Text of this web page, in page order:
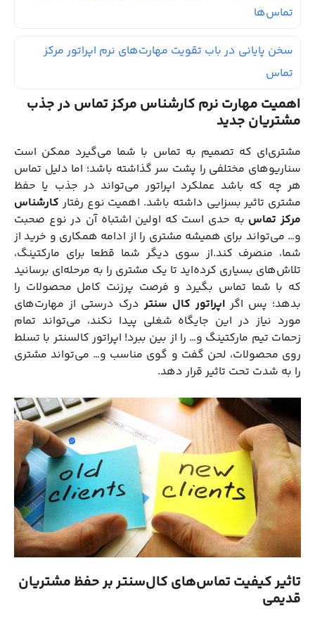
تماس‌ها
سخن پایانی در باب تقویت مهارت‌های نرم اپراتور مرکز
تماس
اهمیت مهارت نرم کارشناس مرکز تماس در جذب
مشتریان جدید
مشتری‌ای که تصمیم به تماس با شما می‌گیرد ممکن است
سناریوهای مختلفی را پشت سر گذاشته باشد؛ اما دلیل تماس
هر چه که باشد عملکرد اپراتور می‌تواند در جذب یا حفظ
مشتری تاثیر بسزایی داشته باشد. اهمیت نوع رفتار کارشناس
مرکز تماس به حدی است که اولین اشتباه آن در نوع صحبت
و… می‌تواند برای همیشه مشتری را از ادامه همکاری و خرید از
شما، منصرف کند.از سوی دیگر شما قطعا برای مارکتینگ،
تلاش‌های بسیاری کرده‌اید تا یک مشتری را به مرحله‌ای برسانید
که با شما تماس بگیرد و فرصت پرزنت کامل محصولات را
بدهد؛ پس اگر اپراتور کال سنتردرک درستی از مهارت‌های
مورد نیاز در این جایگاه شغلی پیدا نکند، می‌تواند تمام
زحمات تیم مارکتینگ و‌… را از بین ببرد! اپراتور کالسنتر با تسلط
روی محصولات، لحن گفت و گوی مناسب و… می‌تواند مشتری
را به شدت تحت تاثیر قرار دهد.
تاثیر کیفیت تماس‌های کال‌سنتر بر حفظ مشتریان
قدیمی